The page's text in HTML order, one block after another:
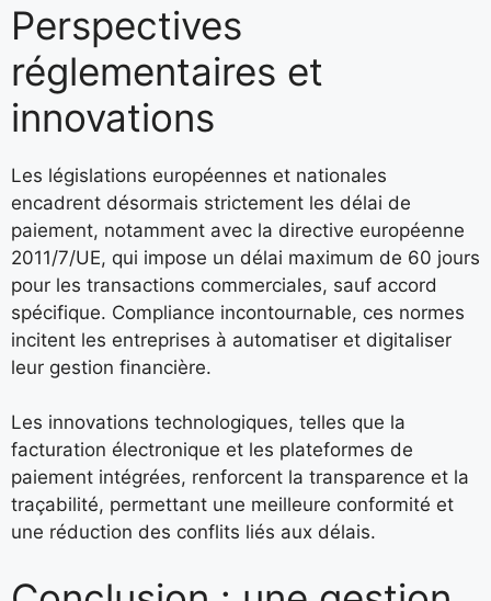
Perspectives
réglementaires et
innovations
Les législations européennes et nationales
encadrent désormais strictement les délai de
paiement, notamment avec la directive européenne
2011/7/UE, qui impose un délai maximum de 60 jours
pour les transactions commerciales, sauf accord
spécifique. Compliance incontournable, ces normes
incitent les entreprises à automatiser et digitaliser
leur gestion financière.
Les innovations technologiques, telles que la
facturation électronique et les plateformes de
paiement intégrées, renforcent la transparence et la
traçabilité, permettant une meilleure conformité et
une réduction des conflits liés aux délais.